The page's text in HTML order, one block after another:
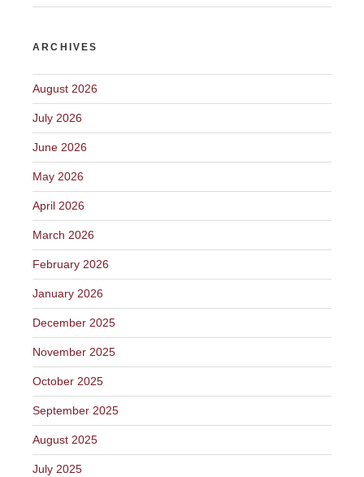
ARCHIVES
August 2026
July 2026
June 2026
May 2026
April 2026
March 2026
February 2026
January 2026
December 2025
November 2025
October 2025
September 2025
August 2025
July 2025